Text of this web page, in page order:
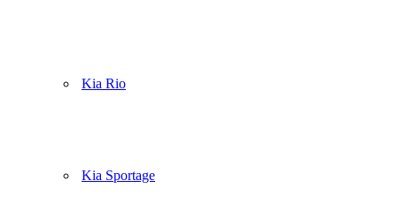
Kia Rio
Kia Sportage